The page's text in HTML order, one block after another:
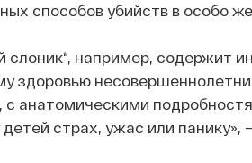
способов убийств в особо
слоник“, например, содержит
здоровью
с анатомическими
страх, ужас или панику»,